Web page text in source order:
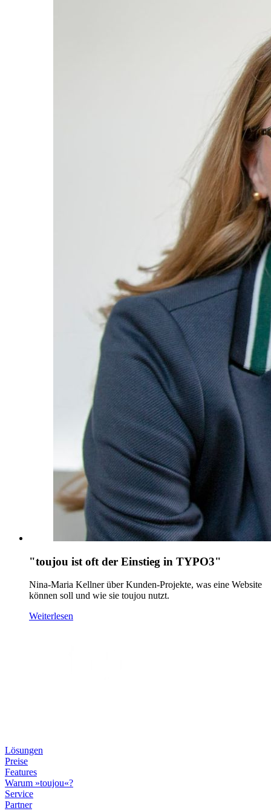
"toujou ist oft der Einstieg in TYPO3"
Nina-Maria Kellner über Kunden-Projekte, was eine Website
können soll und wie sie toujou nutzt.
Weiterlesen
Lösungen
Preise
Features
Warum »toujou«?
Service
Partner